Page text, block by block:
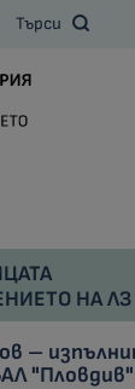
Търси
НА ЛЗ
–